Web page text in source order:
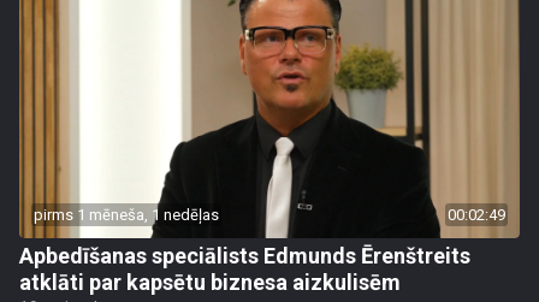
pirms 1 mēneša, 1 nedēļas 00:02:49
Apbedīšanas speciālists Edmunds Ērenštreits
atklāti par kapsētu biznesa aizkulisēm